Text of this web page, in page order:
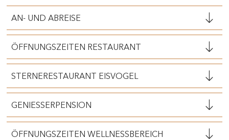
AN- UND ABREISE
ÖFFNUNGSZEITEN RESTAURANT
STERNERESTAURANT EISVOGEL
GENIESSERPENSION
ÖFFNUNGSZEITEN WELLNESSBEREICH